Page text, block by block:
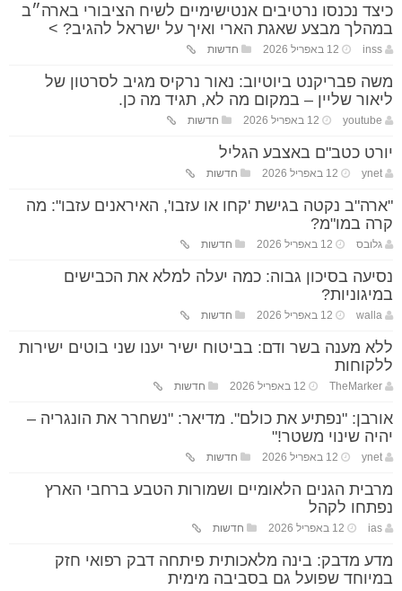
כיצד נכנסו נרטיבים אנטישימיים לשיח הציבורי בארה״ב
במהלך מבצע שאגת הארי ואיך על ישראל להגיב? >
inss 12 באפריל 2026 חדשות
משה פבריקנט ביוטיוב: נאור נרקיס מגיב לסרטון של
ליאור שליין – במקום מה לא, תגיד מה כן.
youtube 12 באפריל 2026 חדשות
יורט כטב"ם באצבע הגליל
ynet 12 באפריל 2026 חדשות
"ארה"ב נקטה בגישת 'קחו או עזבו', האיראנים עזבו": מה
קרה במו"מ?
גלובס 12 באפריל 2026 חדשות
נסיעה בסיכון גבוה: כמה יעלה למלא את הכבישים
במיגוניות?
walla 12 באפריל 2026 חדשות
ללא מענה בשר ודם: בביטוח ישיר יענו שני בוטים ישירות
ללקוחות
TheMarker 12 באפריל 2026 חדשות
אורבן: "נפתיע את כולם". מדיאר: "נשחרר את הונגריה –
יהיה שינוי משטר!"
ynet 12 באפריל 2026 חדשות
מרבית הגנים הלאומיים ושמורות הטבע ברחבי הארץ
נפתחו לקהל
ias 12 באפריל 2026 חדשות
מדע מדבק: בינה מלאכותית פיתחה דבק רפואי חזק
במיוחד שפועל גם בסביבה מימית